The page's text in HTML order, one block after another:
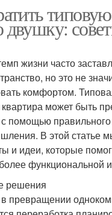
жизни часто
но это не
комфортом.
может быть
помощью
В этой статье
и идеи, которые
функциональной
решения
превращении